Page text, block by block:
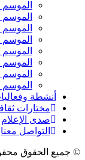
الموسم
الموسم
الموسم
الموسم
الموسم
الموسم
أنشطة
مختارات
صدى الإعلام
التواصل معنا
© جميع الحقوق محفوظة